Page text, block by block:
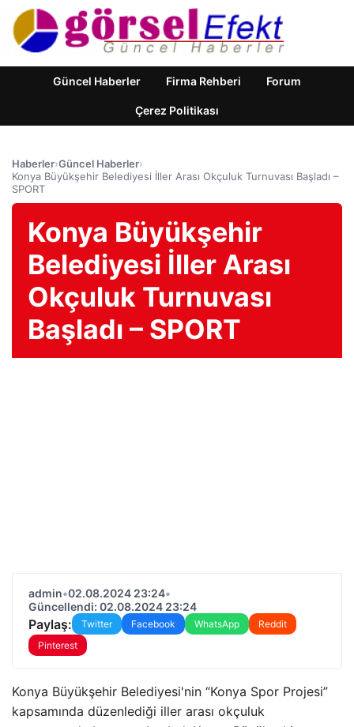
Güncel Haberler Firma Rehberi Forum
Çerez Politikası
Haberler›Güncel Haberler›
Konya Büyükşehir Belediyesi İller Arası Okçuluk Turnuvası Başladı –
SPORT
Konya Büyükşehir
Belediyesi İller Arası
Okçuluk Turnuvası
Başladı – SPORT
admin•02.08.2024 23:24•
Güncellendi: 02.08.2024 23:24
Paylaş: Twitter Facebook WhatsApp
Reddit
Pinterest
Konya Büyükşehir Belediyesi'nin “Konya Spor Projesi”
kapsamında düzenlediği iller arası okçuluk